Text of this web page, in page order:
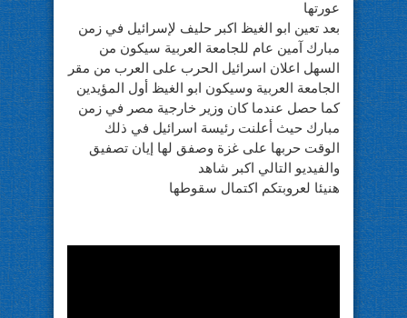
عورتها
بعد تعين ابو الغيظ اكبر حليف لإسرائيل في زمن
مبارك آمين عام للجامعة العربية سيكون من
السهل اعلان اسرائيل الحرب على العرب من مقر
الجامعة العربية وسيكون ابو الغيظ أول المؤيدين
كما حصل عندما كان وزير خارجية مصر في زمن
مبارك حيث أعلنت رئيسة اسرائيل في ذلك
الوقت حربها على غزة وصفق لها إيان تصفيق
والفيديو التالي اكبر شاهد
هنيئا لعروبتكم اكتمال سقوطها